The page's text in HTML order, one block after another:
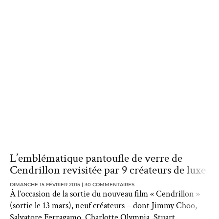
L’emblématique pantoufle de verre de
Cendrillon revisitée par 9 créateurs de luxe
DIMANCHE 15 FÉVRIER 2015 30 COMMENTAIRES
À l’occasion de la sortie du nouveau film « Cendrillon »
(sortie le 13 mars), neuf créateurs – dont Jimmy Choo,